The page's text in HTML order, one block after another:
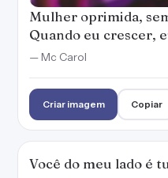
Mulher oprimida,
Quando eu crescer,
— Mc Carol
Criar imagem Copiar
Você do meu lado é